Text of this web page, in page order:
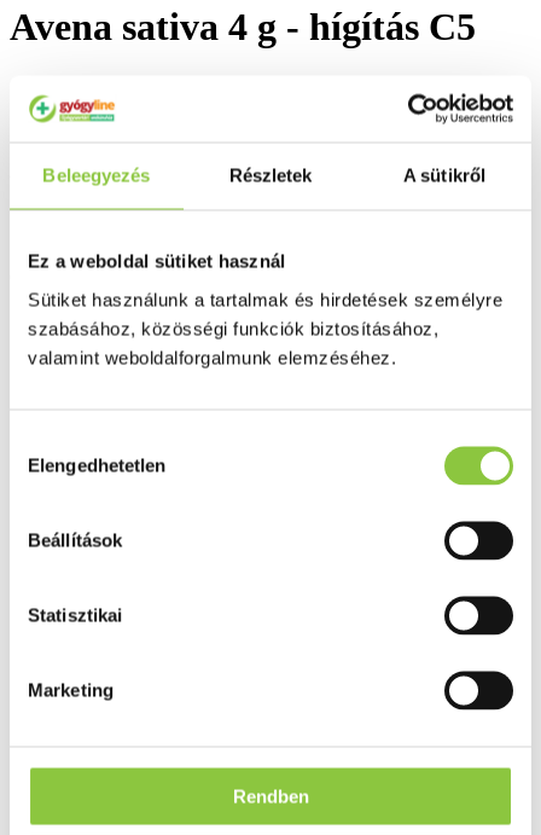
Beleegyezés Részletek A sütikről
Ez a weboldal sütiket használ
Sütiket használunk a tartalmak és hirdetések személyre
szabásához, közösségi funkciók biztosításához,
valamint weboldalforgalmunk elemzéséhez.
kiválasztása
Elengedhetetlen
Beállítások
Statisztikai
Marketing
Rendben
Avena sativa 4 g - hígítás C5
Az Egészségpénztári számlára elszámolható